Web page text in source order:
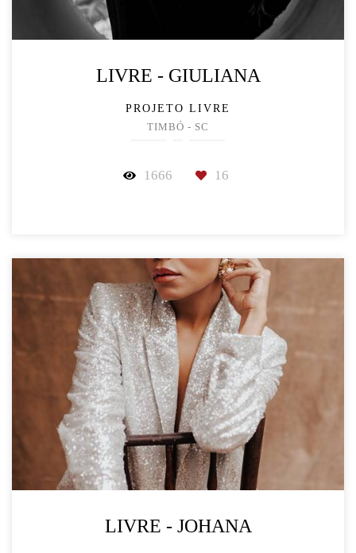
LIVRE - GIULIANA
PROJETO LIVRE
TIMBÓ - SC
1666 16
LIVRE - JOHANA